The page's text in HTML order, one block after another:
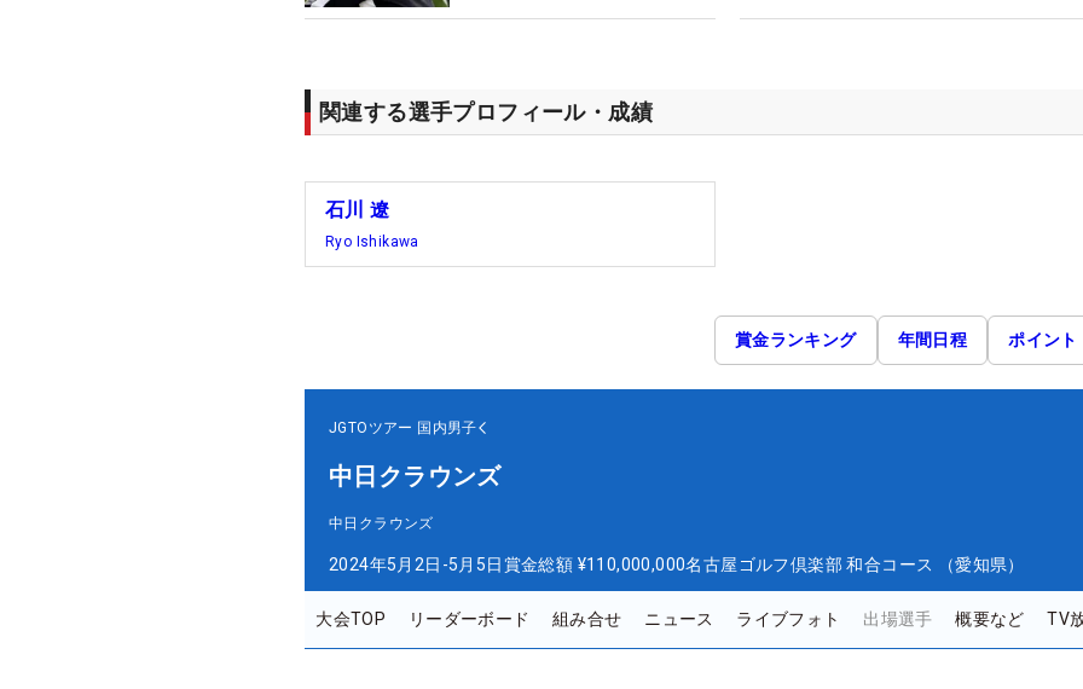
関連する選手プロフィール・成績
石川 遼
Ryo Ishikawa
賞金ランキング 年間日程 ポイント
JGTOツアー 国内男子
中日クラウンズ
中日クラウンズ
2024年5月2日-5月5日賞金総額 ¥110,000,000名古屋ゴルフ倶楽部 和合コース （愛知県）
大会TOP リーダーボード 組み合せ ニュース ライブフォト 出場選手 概要など TV